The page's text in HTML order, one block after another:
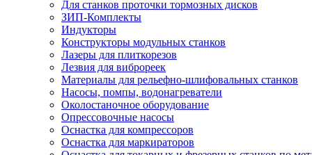
Для станков проточки тормозных дисков
ЗИП-Комплекты
Индукторы
Конструкторы модульных станков
Лазеры для плиткорезов
Лезвия для виброреек
Материалы для рельефно-шлифовальных станков
Насосы, помпы, водонагреватели
Околостаночное оборудование
Опрессовочные насосы
Оснастка для компрессоров
Оснастка для маркираторов